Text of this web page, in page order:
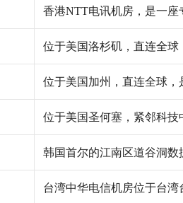
香港NTT电讯机房，是一座
位于美国洛杉矶，直连全球
位于美国加州，直连全球，
位于美国圣何塞，紧邻科技
韩国首尔的江南区道谷洞数
台湾中华电信机房位于台湾